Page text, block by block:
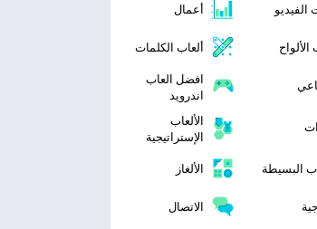
الفيديو أعمال
الألواح ألعاب الكلمات
افضل العاب
اندرويد
الألعاب
الإستراتيجية
البسيطة
الألغاز
الاتصال